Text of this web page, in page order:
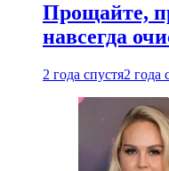
Прощайте,
навсегда
2 года спустя2 года